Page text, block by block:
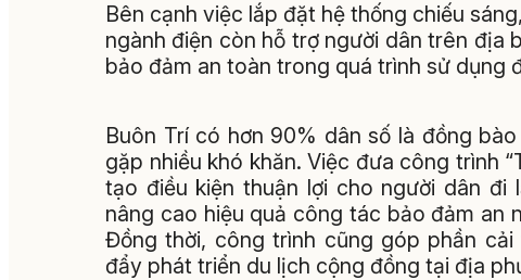
Bên cạnh việc lắp đặt hệ thống chiếu
ngành điện còn hỗ trợ người dân trên địa
bảo đảm an toàn trong quá trình sử dụng
Buôn Trí có hơn 90% dân số là đồng
gặp nhiều khó khăn. Việc đưa công trình
tạo điều kiện thuận lợi cho người dân
nâng cao hiệu quả công tác bảo đảm an
Đồng thời, công trình cũng góp phần
đẩy phát triển du lịch cộng đồng tại địa